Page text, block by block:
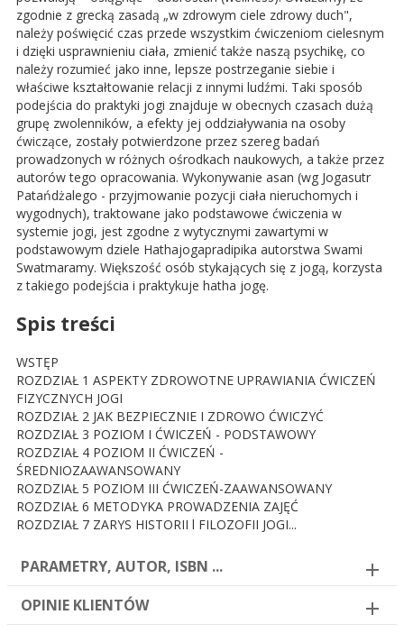
zgodnie z grecką zasadą „w zdrowym ciele zdrowy duch",
należy poświęcić czas przede wszystkim ćwiczeniom cielesnym
i dzięki usprawnieniu ciała, zmienić także naszą psychikę, co
należy rozumieć jako inne, lepsze postrzeganie siebie i
właściwe kształtowanie relacji z innymi ludźmi. Taki sposób
podejścia do praktyki jogi znajduje w obecnych czasach dużą
grupę zwolenników, a efekty jej oddziaływania na osoby
ćwiczące, zostały potwierdzone przez szereg badań
prowadzonych w różnych ośrodkach naukowych, a także przez
autorów tego opracowania. Wykonywanie asan (wg Jogasutr
Patańdżalego - przyjmowanie pozycji ciała nieruchomych i
wygodnych), traktowane jako podstawowe ćwiczenia w
systemie jogi, jest zgodne z wytycznymi zawartymi w
podstawowym dziele Hathajogapradipika autorstwa Swami
Swatmaramy. Większość osób stykających się z jogą, korzysta
z takiego podejścia i praktykuje hatha jogę.
Spis treści
WSTĘP
ROZDZIAŁ 1 ASPEKTY ZDROWOTNE UPRAWIANIA ĆWICZEŃ
FIZYCZNYCH JOGI
ROZDZIAŁ 2 JAK BEZPIECZNIE I ZDROWO ĆWICZYĆ
ROZDZIAŁ 3 POZIOM I ĆWICZEŃ - PODSTAWOWY
ROZDZIAŁ 4 POZIOM II ĆWICZEŃ -
ŚREDNIOZAAWANSOWANY
ROZDZIAŁ 5 POZIOM III ĆWICZEŃ-ZAAWANSOWANY
ROZDZIAŁ 6 METODYKA PROWADZENIA ZAJĘĆ
ROZDZIAŁ 7 ZARYS HISTORII l FILOZOFII JOGI...
PARAMETRY, AUTOR, ISBN ...
OPINIE KLIENTÓW